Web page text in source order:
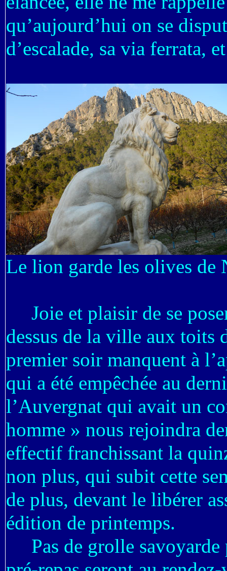
qu’aujourd’hui on se
d’escalade, sa via ferrata,
Le lion garde les olives de
Joie et plaisir de se
dessus de la ville aux toits
premier soir manquent à
qui a été empêchée au
l’Auvergnat qui avait un
homme » nous rejoindra
effectif franchissant la
non plus, qui subit cette
de plus, devant le libérer
édition de printemps.
Pas de grolle savoyarde